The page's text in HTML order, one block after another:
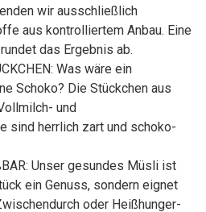
wir ausschließlich
aus kontrolliertem Anbau. Eine
das Ergebnis ab.
Was wäre ein
Schoko? Die Stückchen aus
und
sind herrlich zart und schoko-
Unser gesundes Müsli ist
ein Genuss, sondern eignet
oder Heißhunger-